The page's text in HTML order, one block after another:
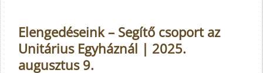
Elengedéseink – Segítő csoport az
Unitárius Egyháznál | 2025.
augusztus 9.